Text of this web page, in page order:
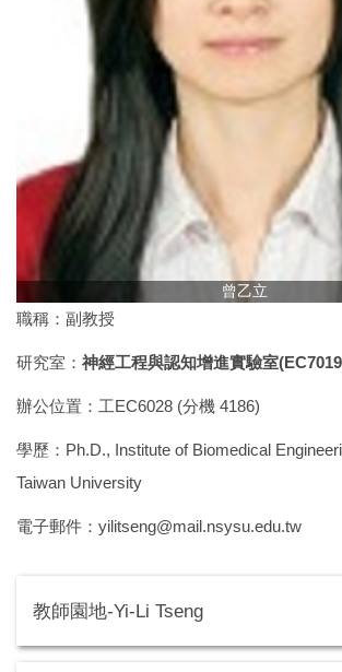
曾乙立
職稱：副教授
研究室： 神經工程與認知增進實驗室
辦公位置：工EC6028 (分機 4186)
學歷：Ph.D., Institute of Biomedical
Taiwan University
電子郵件：yilitseng@mail.nsysu.edu.tw
教師園地-Yi-Li Tseng